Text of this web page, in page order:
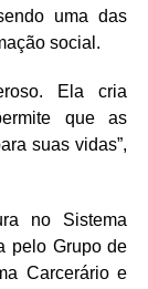
uma das
social.
Ela cria
que as
suas vidas”,
no Sistema
pelo Grupo de
Carcerário e